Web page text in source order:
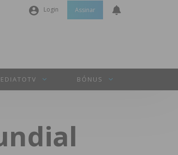
Login
Senha
INICIAR SESSÃO
Assinar
BÓNUS